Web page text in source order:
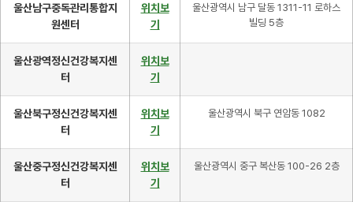
울산남구중독관리통합지
원센터
위치보
기
울산광역시 남구 달동 1311-11 로하스
빌딩 5층
울산광역정신건강복지센
터
위치보
기
울산북구정신건강복지센
터
위치보
기
울산광역시 북구 연암동 1082
울산중구정신건강복지센
터
위치보
기
울산광역시 중구 복산동 100-26 2층